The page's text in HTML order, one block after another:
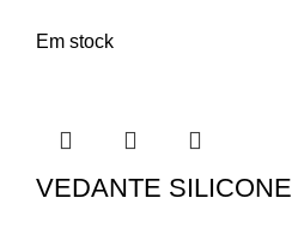
Em stock
VEDANTE SILICONE